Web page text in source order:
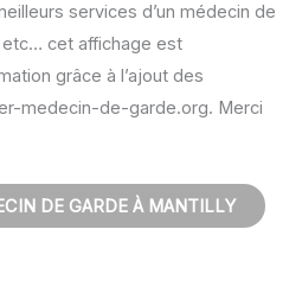
services d’un médecin de
cet affichage est
grâce à l’ajout des
medecin-de-garde.org. Merci
DE GARDE À MANTILLY